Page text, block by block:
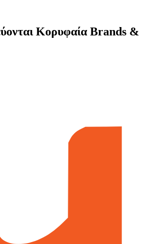
Κορυφαία Brands &